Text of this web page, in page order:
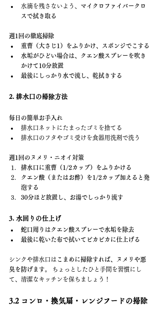
水滴を残さないよう、 マイクロファイバークロ
スで拭き取る
週1回の徹底掃除
重曹（大さじ1）をふりかけ、スポンジでこする
水垢がひどい場合は、クエン酸スプレーを吹き
かけて10分放置
最後にしっかり水で流し、乾拭きする
2. 排水口の掃除方法
毎日の簡単お手入れ
排水口ネットにたまったゴミを捨てる
排水口のフタやゴミ受けを食器用洗剤で洗う
週1回のヌメリ・ニオイ対策
排水口に重曹（1/2カップ）をふりかける
クエン酸（またはお酢）を1/2カップ加えると発
泡する
30分ほど放置し、お湯でしっかり流す
3. 水回りの仕上げ
蛇口周りはクエン酸スプレーで水垢を除去
最後に乾いた布で拭いてピカピカに仕上げる
シンクや排水口は こまめに掃除すれば、ヌメリや悪
臭を防げます。
ちょっとしたひと手間を習慣にし
て、清潔なキッチンを保ちましょう！
3.2 コンロ・換気扇・レンジフードの掃除